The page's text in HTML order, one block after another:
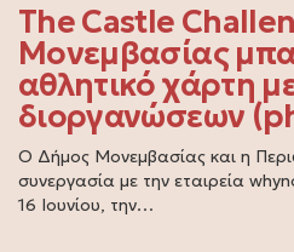
The Castle
Μονεμβασίας
αθλητικό χάρτη
διοργανώσεων
Ο Δήμος Μονεμβασίας και η
συνεργασία με την εταιρεία
16 Ιουνίου, την…